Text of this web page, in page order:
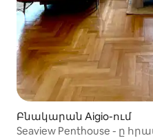
Բնակարան Aigio-ում
Seaview Penthouse - ը